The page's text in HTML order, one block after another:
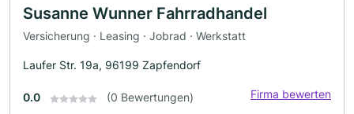
Susanne Wunner Fahrradhandel
Versicherung · Leasing · Jobrad · Werkstatt
Laufer Str. 19a, 96199 Zapfendorf
0.0 (0 Bewertungen) Firma bewerten